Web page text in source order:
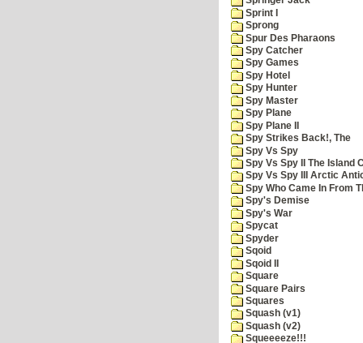
Sprint I
Sprong
Spur Des Pharaons
Spy Catcher
Spy Games
Spy Hotel
Spy Hunter
Spy Master
Spy Plane
Spy Plane II
Spy Strikes Back!, The
Spy Vs Spy
Spy Vs Spy II The Island
Spy Vs Spy III Arctic
Spy Who Came In From
Spy's Demise
Spy's War
Spycat
Spyder
Sqoid
Sqoid II
Square
Square Pairs
Squares
Squash (v1)
Squash (v2)
Squeeeeze!!!